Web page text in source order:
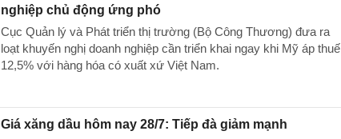
nghiệp chủ động ứng phó
Cục Quản lý và Phát triển thị trường (Bộ Công Thương) đưa ra
loạt khuyến nghị doanh nghiệp cần triển khai ngay khi Mỹ áp thuế
12,5% với hàng hóa có xuất xứ Việt Nam.
Giá xăng dầu hôm nay 28/7: Tiếp đà giảm mạnh